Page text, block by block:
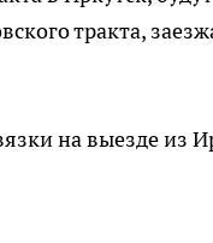
тракта,
на выезде из